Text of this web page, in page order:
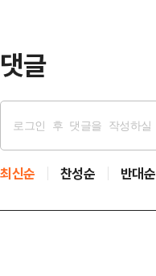
댓글
최신순 찬성순 반대순